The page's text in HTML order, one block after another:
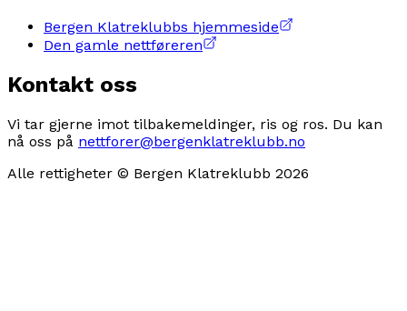
Bergen Klatreklubbs hjemmeside
Den gamle nettføreren
Kontakt oss
Vi tar gjerne imot tilbakemeldinger, ris og ros. Du kan
nå oss på nettforer@bergenklatreklubb.no
Alle rettigheter © Bergen Klatreklubb 2026